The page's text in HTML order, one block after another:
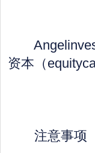
资本（
注意事项